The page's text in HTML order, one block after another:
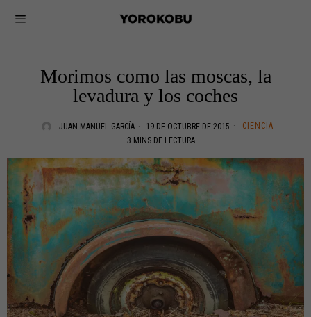
Morimos como las moscas, la
levadura y los coches
JUAN MANUEL GARCÍA 19 DE OCTUBRE DE 2015
CIENCIA
3 MINS DE LECTURA